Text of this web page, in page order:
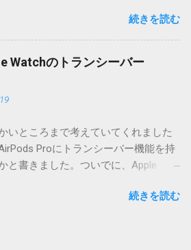
ださい。MacOS XでZIP圧縮している
ル情報が含まれてしまうようで
差分ファイルはこちら 。ZIP圧縮して
のバージョン番号と同じバージョン
ていく必要があります。0.5.0以降
られるかどうかのチェックをしてい
けに、バージョンアップポイントを
的となっています。 まずはどんなふ
設置方法は後述します。 使い方 メー
（投稿者）を、2行目にカテゴリを、
してはいまだにiOSのままとか、そん
ゃないでしょうね。 それは混乱のも
、それよりも「Appleのソフトウェ
プデートのセキュリティコンテンツ
は、以下のWebサイトをご覧くださ
分。 セキュリティコンテンツ…？ こ
よってはここで悩んだ結果、アップ
しない人も出てきそうですよ。アッ
に限らず、分からないけどやってみ
思います。経験上の感覚ですけれ
続きを読む
Watchのトランシーバー
いところまで考えていてくれました
Proにトランシーバー機能を持
と書きました。ついでに、Apple
ら使えないじゃん云々を書いたので
続きを読む